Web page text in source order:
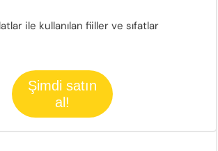
ile kullanılan fiiller ve sıfatlar
Şimdi satın
al!